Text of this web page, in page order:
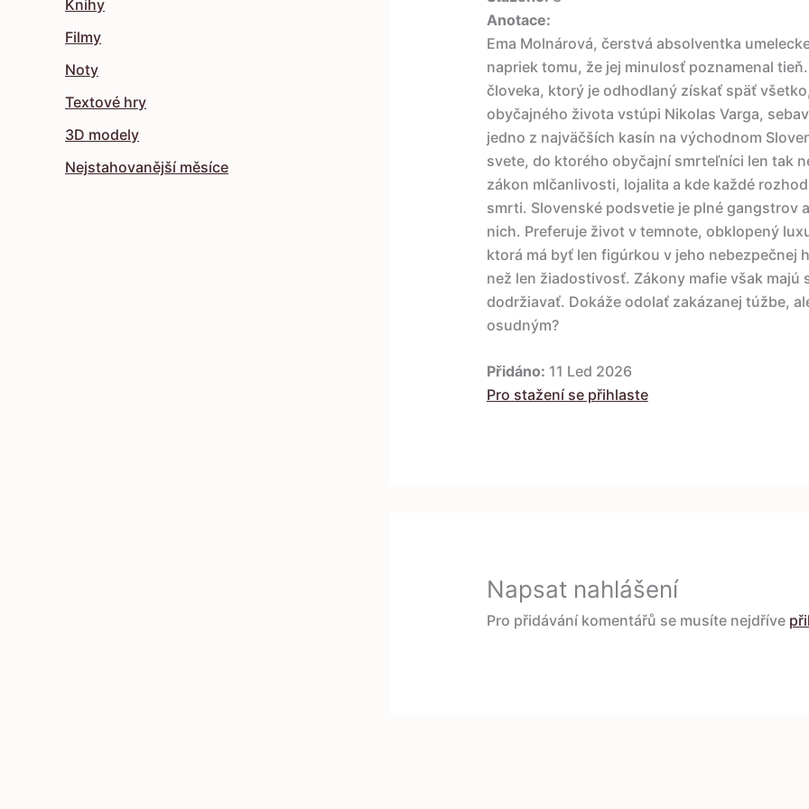
Knihy
Filmy
Noty
Textové hry
3D modely
Nejstahovanější měsíce
Anotace:
Ema Molnárová, čerstvá absolventka
napriek tomu, že jej minulosť poznamenal
človeka, ktorý je odhodlaný získať späť
obyčajného života vstúpi Nikolas Varga,
jedno z najväčších kasín na východnom
svete, do ktorého obyčajní smrteľníci len tak
zákon mlčanlivosti, lojalita a kde každé
smrti. Slovenské podsvetie je plné gangstrov
nich. Preferuje život v temnote, obklopený
ktorá má byť len figúrkou v jeho nebezpečnej
než len žiadostivosť. Zákony mafie však majú
dodržiavať. Dokáže odolať zakázanej túžbe,
osudným?
Přidáno: 11 Led 2026
Pro stažení se přihlaste
Napsat nahlášení
Pro přidávání komentářů se musíte nejdříve